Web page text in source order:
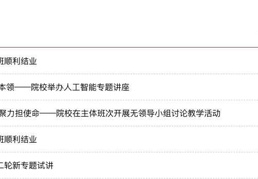
顺利结业
领——院校举办人工智能专题讲座
力担使命——院校在主体班次开展无领导小组讨论教学活动
顺利结业
轮新专题试讲